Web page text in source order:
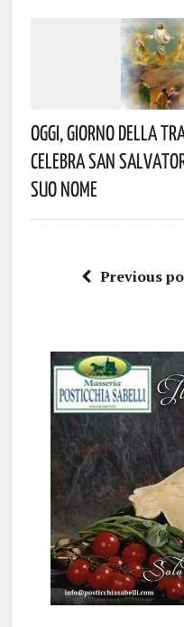
Oggi, Giorno Della
Celebra San
Suo Nome
Previous